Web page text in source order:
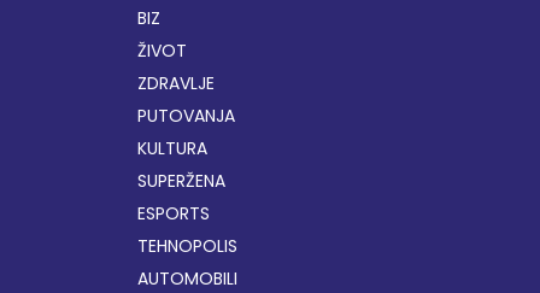
BIZ
ŽIVOT
ZDRAVLJE
PUTOVANJA
KULTURA
SUPERŽENA
ESPORTS
TEHNOPOLIS
AUTOMOBILI